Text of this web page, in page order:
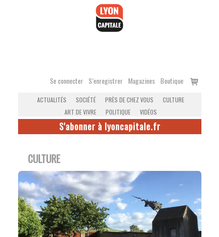
Se connecter S’enregistrer Magazines Boutique
Voir
ACTUALITÉS SOCIÉTÉ PRÈS DE CHEZ VOUS
CULTURE
ART DE VIVRE
POLITIQUE VIDÉOS
S'abonner à lyoncapitale.fr
CULTURE